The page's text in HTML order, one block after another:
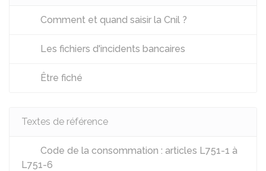
Comment et quand saisir la Cnil ?
Les fichiers d'incidents bancaires
Être fiché
Textes de référence
Code de la consommation : articles L751-1 à
L751-6